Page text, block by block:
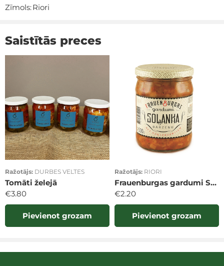
Zīmols:Riori
Saistītās preces
Ražotājs: DURBES VELTES
Tomāti želejā
€3.80
Pievienot grozam
Ražotājs: RIORI
Frauenburgas gardumi Soļanka
€2.20
Pievienot grozam